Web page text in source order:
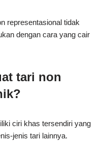
representasional tidak
dengan cara yang cair
tari non
ciri khas tersendiri yang
jenis tari lainnya.